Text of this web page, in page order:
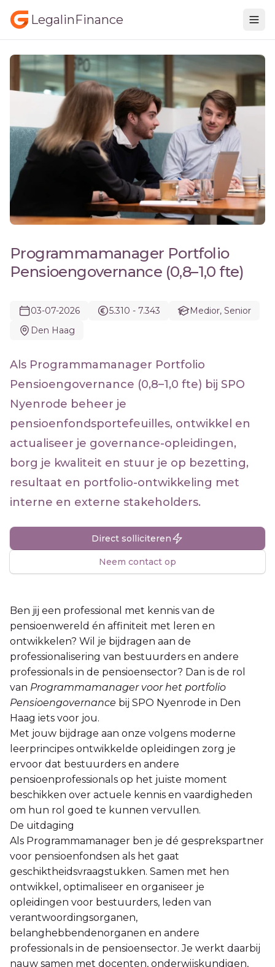
LegalinFinance
Programmamanager Portfolio
Pensioengovernance (0,8–1,0 fte)
03-07-2026 5.310 - 7.343
Medior, Senior
Den Haag
Als Programmamanager Portfolio
Pensioengovernance (0,8–1,0 fte) bij SPO
Nyenrode beheer je
pensioenfondsportefeuilles, ontwikkel en
actualiseer je governance-opleidingen,
borg je kwaliteit en stuur je op bezetting,
resultaat en portfolio-ontwikkeling met
interne en externe stakeholders.
Direct solliciteren
Neem contact op
Ben jij een professional met kennis van de
pensioenwereld én affiniteit met leren en
ontwikkelen? Wil je bijdragen aan de
professionalisering van bestuurders en andere
professionals in de pensioensector? Dan is de rol
van Programmamanager voor het portfolio
Pensioengovernance bij SPO Nyenrode in Den
Haag iets voor jou.
Met jouw bijdrage aan onze volgens moderne
leerprincipes ontwikkelde opleidingen zorg je
ervoor dat bestuurders en andere
pensioenprofessionals op het juiste moment
beschikken over actuele kennis en vaardigheden
om hun rol goed te kunnen vervullen.
De uitdaging
Als Programmamanager ben je dé gesprekspartner
voor pensioenfondsen als het gaat
geschiktheidsvraagstukken. Samen met hen
ontwikkel, optimaliseer en organiseer je
opleidingen voor bestuurders, leden van
verantwoordingsorganen,
belanghebbendenorganen en andere
professionals in de pensioensector. Je werkt daarbij
nauw samen met docenten, onderwijskundigen,